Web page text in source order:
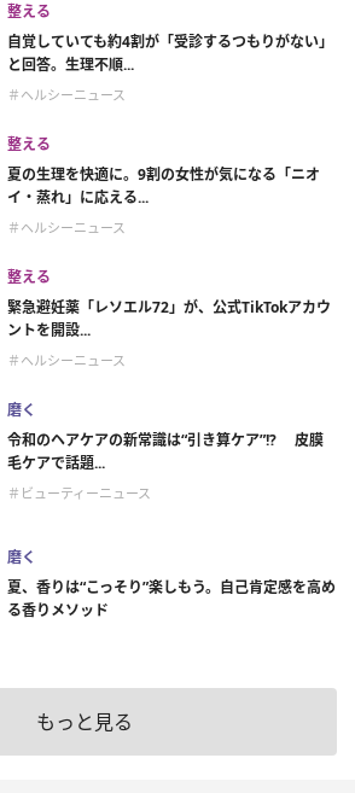
整える
自覚していても約4割が「受診するつもりがない」
と回答。生理不順...
＃ヘルシーニュース
整える
夏の生理を快適に。9割の女性が気になる「ニオ
イ・蒸れ」に応える...
＃ヘルシーニュース
整える
緊急避妊薬「レソエル72」が、公式TikTokアカウ
ントを開設...
＃ヘルシーニュース
磨く
令和のヘアケアの新常識は“引き算ケア”!? 皮膜
毛ケアで話題...
＃ビューティーニュース
磨く
夏、香りは“こっそり”楽しもう。自己肯定感を高め
る香りメソッド
もっと見る